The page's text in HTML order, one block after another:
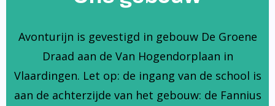
Avonturijn is gevestigd in gebouw De Groene
Draad aan de Van Hogendorplaan in
Vlaardingen. Let op: de ingang van de school is
aan de achterzijde van het gebouw: de Fannius